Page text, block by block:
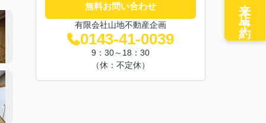
無料お問い合わせ
有限会社山地不動産企画
0143-41-0039
9：30～18：30
（休：不定休）
来店予約